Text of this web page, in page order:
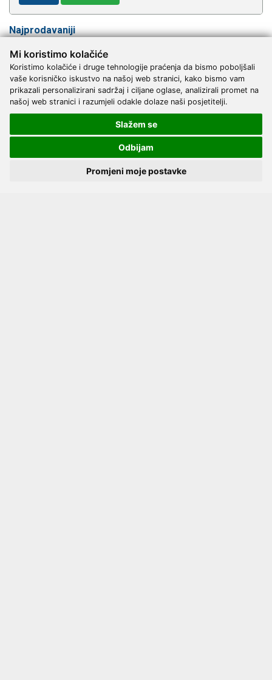
Mi koristimo kolačiće
Koristimo kolačiće i druge tehnologije praćenja da bismo poboljšali
vaše korisničko iskustvo na našoj web stranici, kako bismo vam
prikazali personalizirani sadržaj i ciljane oglase, analizirali promet na
našoj web stranici i razumjeli odakle dolaze naši posjetitelji.
Slažem se
Odbijam
Promjeni moje postavke
Najprodavaniji